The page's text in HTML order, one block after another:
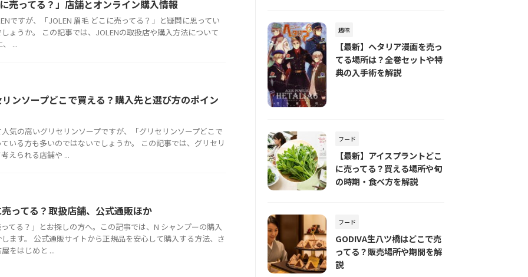
売ってる？」店舗とオンライン購入情報
ですが、「JOLEN 眉毛 どこに売ってる？」と疑問に思ってい
ょうか。 この記事では、JOLENの取扱店や購入方法について
...
ンソープどこで買える？購入先と選び方のポイン
気の高いグリセリンソープですが、「グリセリンソープどこで
いる方も多いのではないでしょうか。 この記事では、グリセリ
えられる店舗や ...
ってる？取扱店舗、公式通販ほか
てる？」とお探しの方へ。この記事では、N シャンプーの購入
ます。 公式通販サイトから正規品を安心して購入する方法、さ
をはじめと ...
趣味
【最新】ヘタリア漫画を売っ
てる場所は？全巻セットや特
典の入手術を解説
フード
【最新】アイスプラントどこ
に売ってる？買える場所や旬
の時期・食べ方を解説
フード
GODIVA生八ツ橋はどこで売
ってる？販売場所や期間を解
説